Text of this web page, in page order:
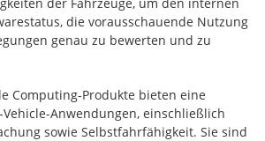
die vorausschauende Nutzung
genau zu bewerten und zu
Computing-Produkte bieten eine
Anwendungen, einschließlich
sowie Selbstfahrfähigkeit. Sie sind